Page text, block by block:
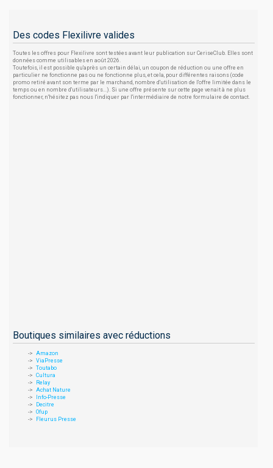
Des codes Flexilivre valides
Toutes les offres pour Flexilivre sont testées avant leur publication sur CeriseClub. Elles sont
données comme utilisables en août 2026.
Toutefois, il est possible qu'après un certain délai, un coupon de réduction ou une offre en
particulier ne fonctionne pas ou ne fonctionne plus, et cela, pour différentes raisons (code
promo retiré avant son terme par le marchand, nombre d'utilisation de l'offre limitée dans le
temps ou en nombre d'utilisateurs...). Si une offre présente sur cette page venait à ne plus
fonctionner, n'hésitez pas nous l'indiquer par l'intermédiaire de notre formulaire de contact.
Boutiques similaires avec réductions
Amazon
ViaPresse
Toutabo
Cultura
Relay
Achat Nature
Info-Presse
Decitre
Ofup
Fleurus Presse